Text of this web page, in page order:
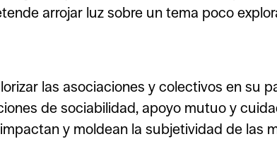
arrojar luz sobre un tema poco
las asociaciones y colectivos en su
de sociabilidad, apoyo mutuo y
y moldean la subjetividad de las